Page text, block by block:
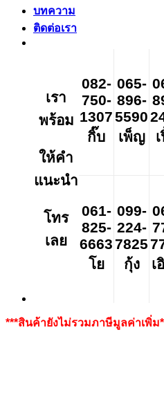
บทความ
ติดต่อเรา
เรา
พร้อม
ให้คำ
แนะนำ
โทร
เลย
082-
750-
1307
กิ๊บ
065-
896-
5590
เพ็ญ
061-
825-
6663
โย
099-
224-
7825
กุ้ง
เ
***สินค้ายังไม่รวมภาษีมูลค่าเพิ่ม